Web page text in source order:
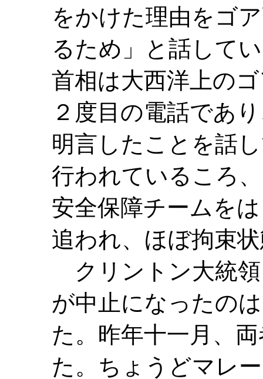
をかけた理由をゴ
るため」と話して
首相は大西洋上の
２度目の電話であ
明言したことを話
行われているころ
安全保障チームを
追われ、ほぼ拘束
クリントン大統
が中止になったの
た。昨年十一月、
た。ちょうどマレ